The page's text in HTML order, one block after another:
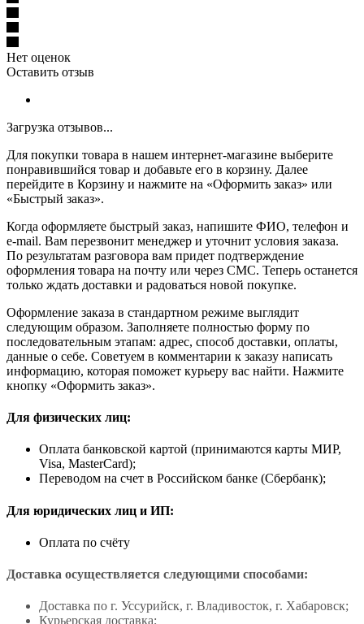
Нет оценок
Оставить отзыв
Загрузка отзывов...
Для покупки товара в нашем интернет-магазине выберите
понравившийся товар и добавьте его в корзину. Далее
перейдите в Корзину и нажмите на «Оформить заказ» или
«Быстрый заказ».
Когда оформляете быстрый заказ, напишите ФИО, телефон и
e-mail. Вам перезвонит менеджер и уточнит условия заказа.
По результатам разговора вам придет подтверждение
оформления товара на почту или через СМС. Теперь останется
только ждать доставки и радоваться новой покупке.
Оформление заказа в стандартном режиме выглядит
следующим образом. Заполняете полностью форму по
последовательным этапам: адрес, способ доставки, оплаты,
данные о себе. Советуем в комментарии к заказу написать
информацию, которая поможет курьеру вас найти. Нажмите
кнопку «Оформить заказ».
Для физических лиц:
Оплата банковской картой (принимаются карты МИР,
Visa, MasterCard);
Переводом на счет в Российском банке (Сбербанк);
Для юридических лиц и ИП:
Оплата по счёту
Доставка осуществляется следующими способами:
Доставка по г. Уссурийск, г. Владивосток, г. Хабаровск;
Курьерская доставка;